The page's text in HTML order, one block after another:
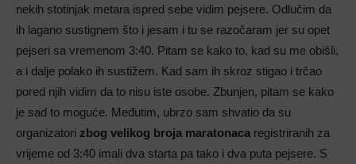
nekih stotinjak metara ispred sebe vidim pejsere. Odlučim da
ih lagano sustignem što i jesam i tu se razočaram jer su opet
pejseri sa vremenom 3:40. Pitam se kako to, kad su me obišli,
a i dalje polako ih sustižem. Kad sam ih skroz stigao i trčao
pored njih vidim da to nisu iste osobe. Zbunjen, pitam se kako
je sad to moguće. Međutim, ubrzo sam shvatio da su
organizatori zbog velikog broja maratonaca registriranih za
vrijeme od 3:40 imali dva starta pa tako i dva puta pejsere. S